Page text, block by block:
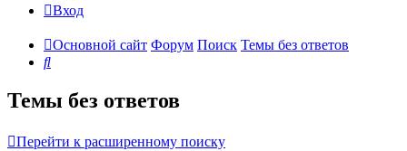
Вход
Основной сайт Форум Поиск Темы без ответов
Поиск
Темы без ответов
Перейти к расширенному поиску